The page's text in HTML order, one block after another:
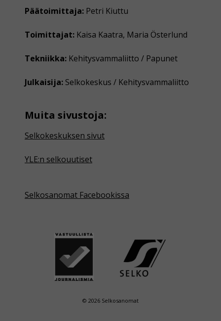
Päätoimittaja: Petri Kiuttu
Toimittajat: Kaisa Kaatra, Maria Österlund
Tekniikka: Kehitysvammaliitto / Papunet
Julkaisija: Selkokeskus / Kehitysvammaliitto
Muita sivustoja:
Selkokeskuksen sivut
YLE:n selkouutiset
Selkosanomat Facebookissa
© 2026 Selkosanomat